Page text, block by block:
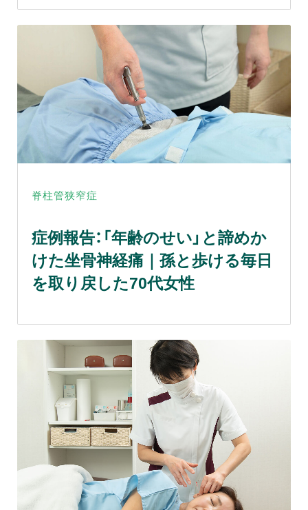
脊柱管狭窄症
症例報告：「年齢のせい」と諦めか
けた坐骨神経痛｜孫と歩ける毎日
を取り戻した70代女性